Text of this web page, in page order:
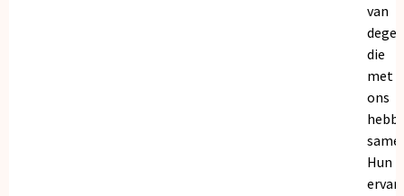
van
die
met
ons
Hun